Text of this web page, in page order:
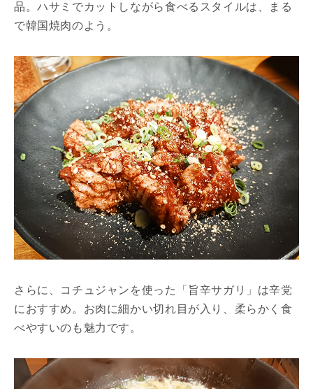
品。ハサミでカットしながら食べるスタイルは、まる
で韓国焼肉のよう。
さらに、コチュジャンを使った「旨辛サガリ」は辛党
におすすめ。お肉に細かい切れ目が入り、柔らかく食
べやすいのも魅力です。